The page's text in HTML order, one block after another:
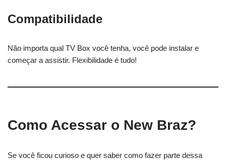
Compatibilidade
Não importa qual TV Box você tenha, você pode instalar e
começar a assistir. Flexibilidade é tudo!
Como Acessar o New Braz?
Se você ficou curioso e quer saber como fazer parte dessa